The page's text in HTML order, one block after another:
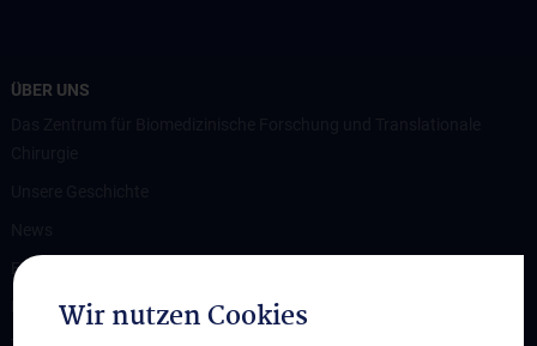
ÜBER UNS
Events
Publikationen
Wir nutzen Cookies